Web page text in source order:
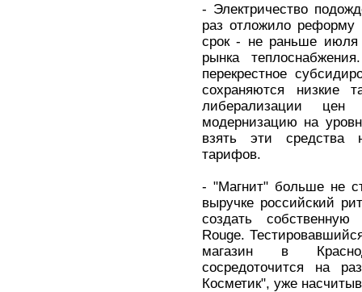
- Электричество
раз отложило реформу
срок - не раньше июля
рынка
перекрестное
сохраняются низкие
либерализации
модернизацию на
взять эти средства
тарифов.
- "Магнит" больше не
выручке российский
создать собственную
Rouge.
магазин в
сосредоточится на
Косметик", уже